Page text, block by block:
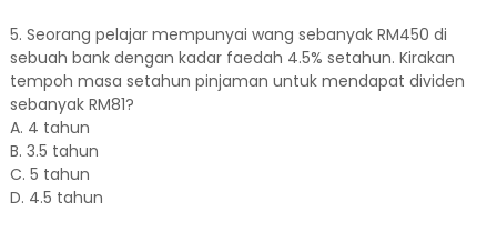
5. Seorang pelajar mempunyai wang sebanyak RM450 di
sebuah bank dengan kadar faedah 4.5% setahun. Kirakan
tempoh masa setahun pinjaman untuk mendapat dividen
sebanyak RM81?
A. 4 tahun
B. 3.5 tahun
C. 5 tahun
D. 4.5 tahun